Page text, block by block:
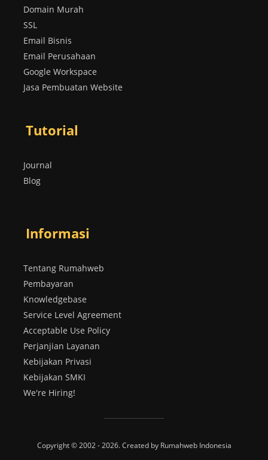
Domain Murah
SSL
Email Bisnis
Email Perusahaan
Google Workspace
Jasa Pembuatan Website
Tutorial
Journal
Blog
Informasi
Tentang Rumahweb
Pembayaran
Knowledgebase
Service Level Agreement
Acceptable Use Policy
Perjanjian Layanan
Kebijakan Privasi
Kebijakan SMKI
We're Hiring!
Copyright © 2002 - 2026. Created by Rumahweb Indonesia